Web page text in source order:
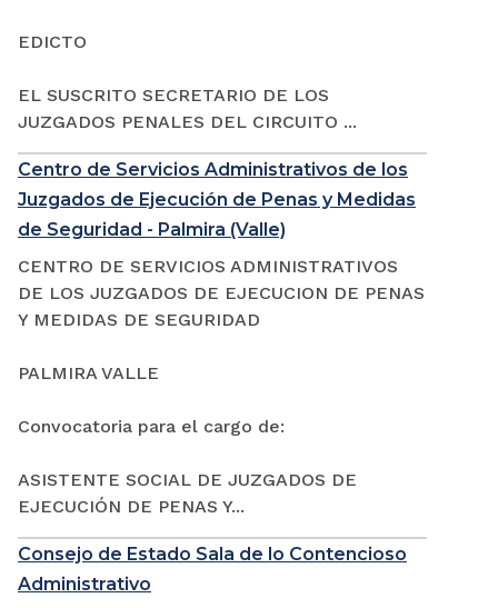
EDICTO
EL SUSCRITO SECRETARIO DE LOS
JUZGADOS PENALES DEL CIRCUITO ...
Centro de Servicios Administrativos de los
Juzgados de Ejecución de Penas y Medidas
de Seguridad - Palmira (Valle)
CENTRO DE SERVICIOS ADMINISTRATIVOS
DE LOS JUZGADOS DE EJECUCION DE PENAS
Y MEDIDAS DE SEGURIDAD
PALMIRA VALLE
Convocatoria para el cargo de:
ASISTENTE SOCIAL DE JUZGADOS DE
EJECUCIÓN DE PENAS Y...
Consejo de Estado Sala de lo Contencioso
Administrativo